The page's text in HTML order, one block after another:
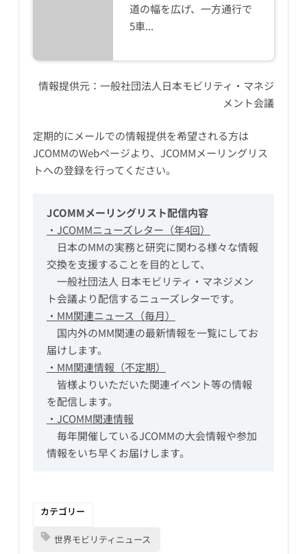
道の幅を広げ、一方通行で
5車...
情報提供元：一般社団法人日本モビリティ・マネジ
メント会議
定期的にメールでの情報提供を希望される方は
JCOMMのWebページより、JCOMMメーリングリス
トへの登録を行ってください。
JCOMMメーリングリスト配信内容
・JCOMMニューズレター（年4回）
日本のMMの実務と研究に関わる様々な情報
交換を支援することを目的として、
一般社団法人 日本モビリティ・マネジメン
ト会議より配信するニューズレターです。
・MM関連ニュース（毎月）
国内外のMM関連の最新情報を一覧にしてお
届けします。
・MM関連情報（不定期）
皆様よりいただいた関連イベント等の情報
を配信します。
・JCOMM関連情報
毎年開催しているJCOMMの大会情報や参加
情報をいち早くお届けします。
カテゴリー
世界モビリティニュース